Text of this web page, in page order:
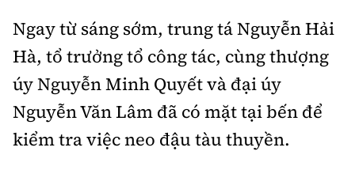
Ẩm thực
Camera giao thông
Câu chuyện giao thông
Giải trí - Thể thao
Cơ quan chủ quản: Bộ Xây dựng
Giấy phép số: 03/GP-BVHTTDL, cấp ngày 1/4/2025.
Tòa soạn: Số 2 Nguyễn Công Hoan, phường Giảng Võ,
Hà Nội.
Ngay từ sáng sớm, trung tá Nguyễn Hải
Hà, tổ trưởng tổ công tác, cùng thượng
úy Nguyễn Minh Quyết và đại úy
Nguyễn Văn Lâm đã có mặt tại bến để
kiểm tra việc neo đậu tàu thuyền.